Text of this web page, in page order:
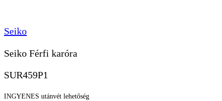
Seiko
Seiko Férfi karóra
SUR459P1
INGYENES utánvét lehetőség